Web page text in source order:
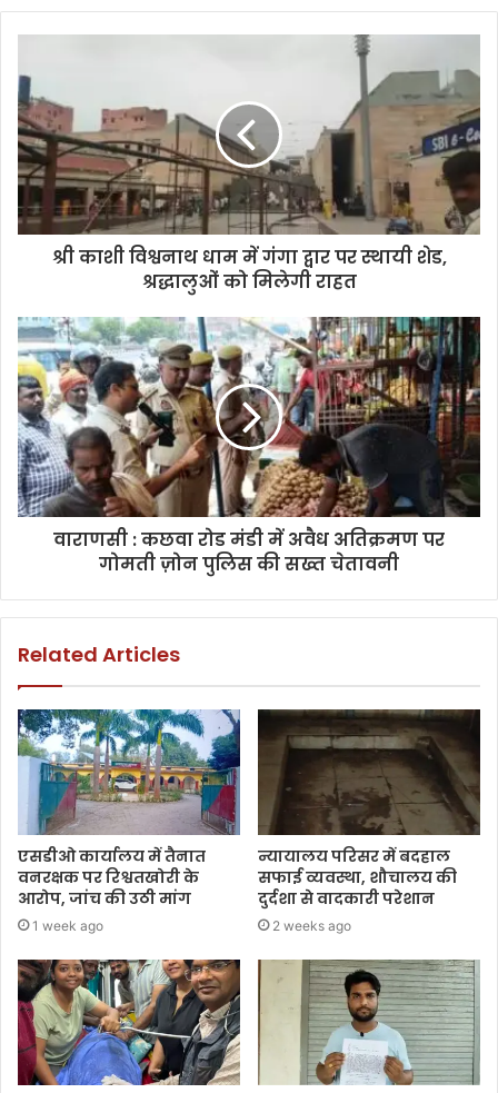
श्री काशी विश्वनाथ धाम में गंगा द्वार पर स्थायी शेड,
श्रद्धालुओं को मिलेगी राहत
वाराणसी : कछवा रोड मंडी में अवैध अतिक्रमण पर
गोमती ज़ोन पुलिस की सख्त चेतावनी
Related Articles
एसडीओ कार्यालय में तैनात
वनरक्षक पर रिश्वतखोरी के
आरोप, जांच की उठी मांग
1 week ago
न्यायालय परिसर में बदहाल
सफाई व्यवस्था, शौचालय की
दुर्दशा से वादकारी परेशान
2 weeks ago